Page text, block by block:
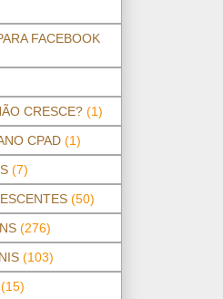
FACEBOOK
CRESCE? (1)
CPAD (1)
(7)
(50)
(276)
(103)
(15)